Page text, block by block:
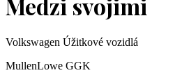
Medzi svojimi
Volkswagen Úžitkové vozidlá
MullenLowe GGK